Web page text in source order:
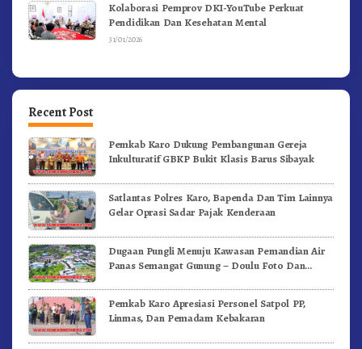
Kolaborasi Pemprov DKI-YouTube Perkuat
Pendidikan Dan Kesehatan Mental
31/01/2026
Recent Post
Pemkab Karo Dukung Pembangunan Gereja
Inkulturatif GBKP Bukit Klasis Barus Sibayak
Satlantas Polres Karo, Bapenda Dan Tim Lainnya
Gelar Oprasi Sadar Pajak Kenderaan
Dugaan Pungli Menuju Kawasan Pemandian Air
Panas Semangat Gunung – Doulu Foto Dan
Pemkab Karo Apresiasi Personel Satpol PP,
Linmas, Dan Pemadam Kebakaran